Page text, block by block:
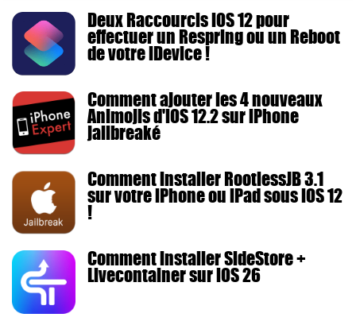
Deux Raccourcis iOS 12 pour
effectuer un Respring ou un Reboot
de votre iDevice !
Comment ajouter les 4 nouveaux
Animojis d'iOS 12.2 sur iPhone
jailbreaké
Comment installer RootlessJB 3.1
sur votre iPhone ou iPad sous iOS 12
!
Comment installer SideStore +
Livecontainer sur iOS 26